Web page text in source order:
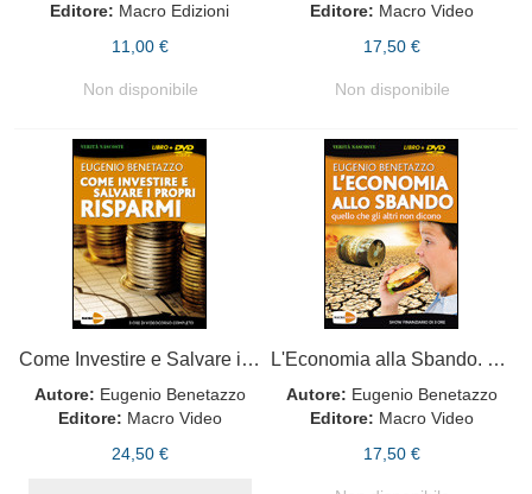
Editore: Macro Edizioni
11,00 €
Non disponibile
Editore: Macro Video
17,50 €
Non disponibile
Come Investire e Salvare i Propri Risparmi - Con DVD
Autore: Eugenio Benetazzo
Editore: Macro Video
24,50 €
L'Economia alla Sbando. Con Dvd
Autore: Eugenio Benetazzo
Editore: Macro Video
17,50 €